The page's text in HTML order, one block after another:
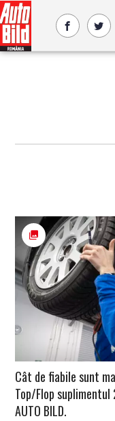
Cât de fiabile sunt
Top/Flop
AUTO BILD.